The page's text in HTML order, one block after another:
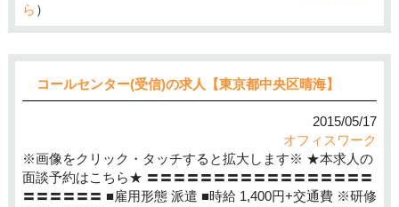
ら ）
コールセンター(受信)の求人【東京都中央区晴海】
2015/05/17
オフィスワーク
※画像をクリック・タッチすると拡大します※ ★本求人の
面談予約はこちら★ 〓〓〓〓〓〓〓〓〓〓〓〓〓〓〓〓〓
〓〓〓〓〓〓 ■雇用形態 派遣 ■時給 1,400円+交通費 ※研修